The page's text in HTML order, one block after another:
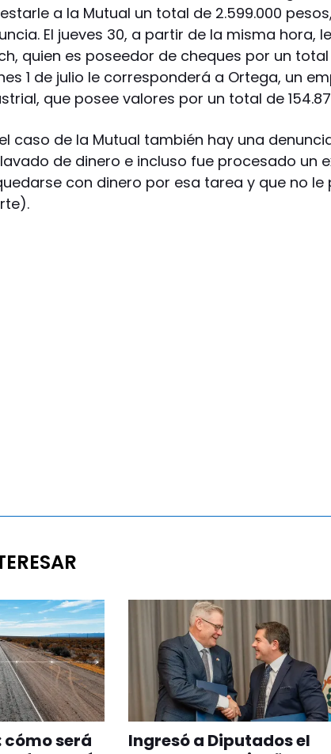
a la Mutual un total de 2.599.000
El jueves 30, a partir de la misma hora,
quien es poseedor de cheques por un total
1 de julio le corresponderá a Ortega, un
que posee valores por un total de
caso de la Mutual también hay una
de dinero e incluso fue procesado un
con dinero por esa tarea y que no le
cómo será
Ingresó a Diputados el